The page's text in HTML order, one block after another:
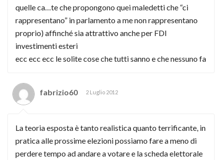
quelle ca…te che propongono quei maledetti che “ci
rappresentano” in parlamento a me non rappresentano
proprio) affinché sia attrattivo anche per FDI
investimenti esteri
ecc ecc ecc le solite cose che tutti sanno e che nessuno fa
fabrizio60 2 Luglio 2012
La teoria esposta è tanto realistica quanto terrificante, in
pratica alle prossime elezioni possiamo fare a meno di
perdere tempo ad andare a votare e la scheda elettorale